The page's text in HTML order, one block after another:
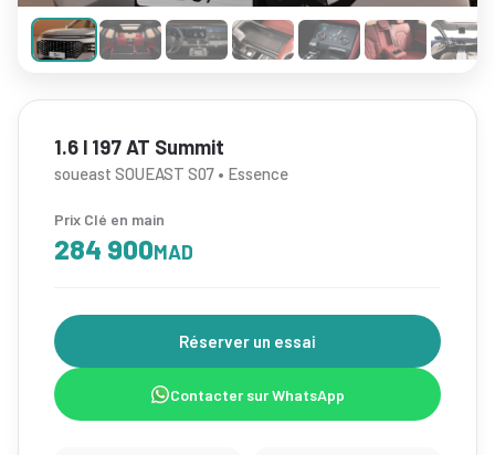
1.6 l 197 AT Summit
soueast SOUEAST S07 • Essence
Prix Clé en main
284 900MAD
Réserver un essai
Contacter sur WhatsApp